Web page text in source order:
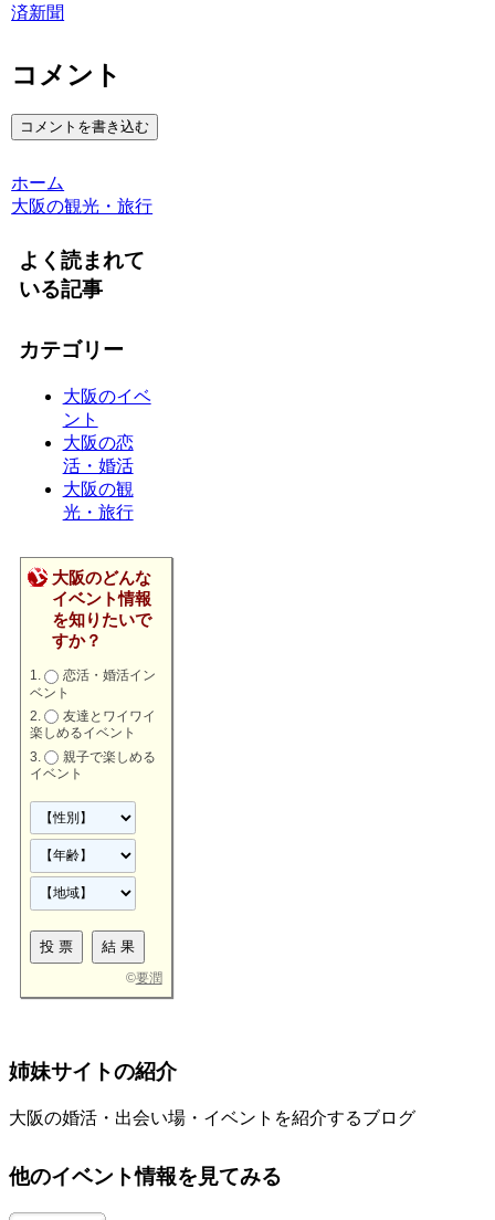
済新聞
コメント
コメントを書き込む
ホーム
大阪の観光・旅行
よく読まれて
いる記事
カテゴリー
大阪のイベ
ント
大阪の恋
活・婚活
大阪の観
光・旅行
大阪のどんな
イベント情報
を知りたいで
すか？
恋活・婚活イン
ベント
友達とワイワイ
楽しめるイベント
親子で楽しめる
イベント
©要潤
姉妹サイトの紹介
大阪の婚活・出会い場・イベントを紹介するブログ
他のイベント情報を見てみる